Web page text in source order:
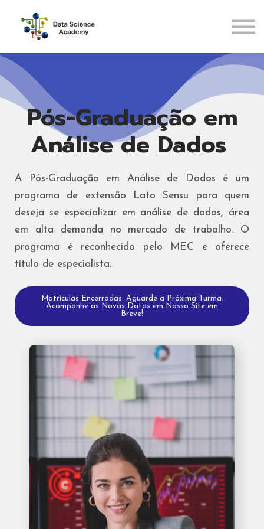
Pós-Graduações
Pós-Graduação em
Análise de Dados
A Pós-Graduação em Análise de Dados é um
programa de extensão Lato Sensu para quem
deseja se especializar em análise de dados, área
em alta demanda no mercado de trabalho. O
programa é reconhecido pelo MEC e oferece
título de especialista.
Matrículas Encerradas. Aguarde a Próxima Turma.
Acompanhe as Novas Datas em Nosso Site em
Breve!